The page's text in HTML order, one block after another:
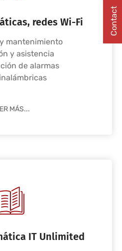
redes Wi-Fi
mantenimiento
y asistencia
de alarmas
MÁS...
IT Unlimited
Contact